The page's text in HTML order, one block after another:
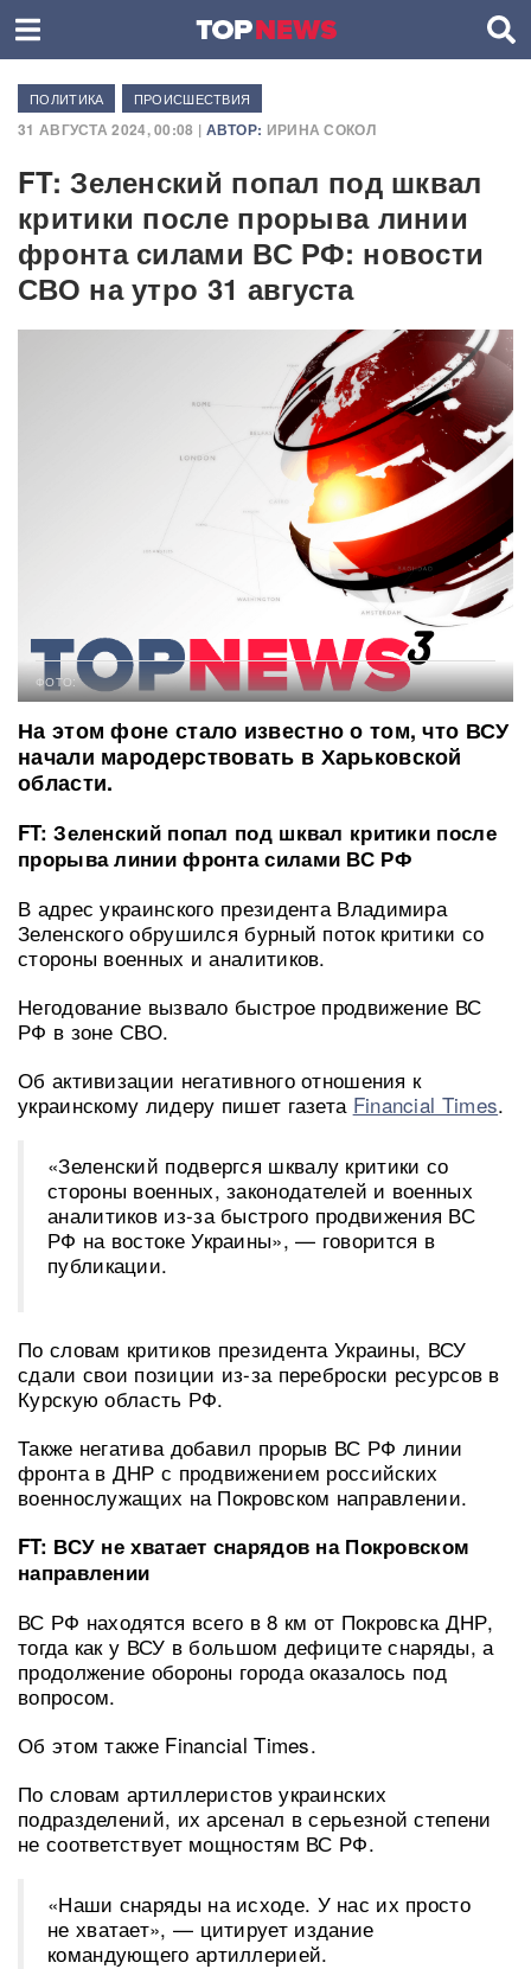
ПОЛИТИКА ПРОИСШЕСТВИЯ
31 АВГУСТА 2024, 00:08 | АВТОР: ИРИНА СОКОЛ
FT: Зеленский попал под шквал
критики после прорыва линии
фронта силами ВС РФ: новости
СВО на утро 31 августа
ФОТО:
На этом фоне стало известно о том, что ВСУ
начали мародерствовать в Харьковской
области.
FT: Зеленский попал под шквал критики после
прорыва линии фронта силами ВС РФ
В адрес украинского президента Владимира
Зеленского обрушился бурный поток критики со
стороны военных и аналитиков.
Негодование вызвало быстрое продвижение ВС
РФ в зоне СВО.
Об активизации негативного отношения к
украинскому лидеру пишет газета Financial Times.
«Зеленский подвергся шквалу критики со
стороны военных, законодателей и военных
аналитиков из-за быстрого продвижения ВС
РФ на востоке Украины», — говорится в
публикации.
По словам критиков президента Украины, ВСУ
сдали свои позиции из-за переброски ресурсов в
Курскую область РФ.
Также негатива добавил прорыв ВС РФ линии
фронта в ДНР с продвижением российских
военнослужащих на Покровском направлении.
FT: ВСУ не хватает снарядов на Покровском
направлении
ВС РФ находятся всего в 8 км от Покровска ДНР,
тогда как у ВСУ в большом дефиците снаряды, а
продолжение обороны города оказалось под
вопросом.
Об этом также Financial Times.
По словам артиллеристов украинских
подразделений, их арсенал в серьезной степени
не соответствует мощностям ВС РФ.
«Наши снаряды на исходе. У нас их просто
не хватает», — цитирует издание
командующего артиллерией.